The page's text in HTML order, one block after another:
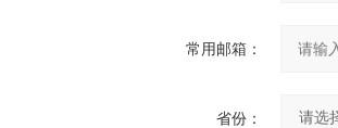
常用邮箱：
省份：